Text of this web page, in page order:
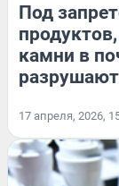
Под
камни в
разрушают
17 апреля, 2026,